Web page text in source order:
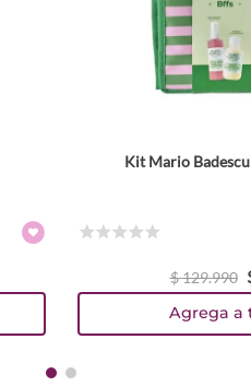
Kit Mario
$129.990
Agrega a